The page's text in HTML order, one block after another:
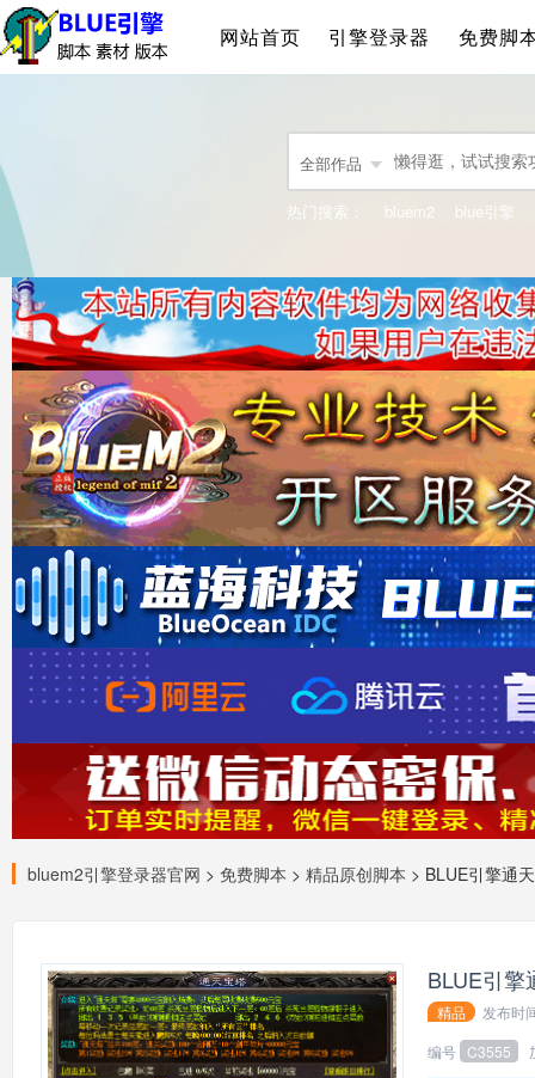
网站首页 引擎登录器 免费脚
全部作品
热门搜索： bluem2 blue引擎
bluem2引擎登录器官网 > 免费脚本 > 精品原创脚本 > BLUE引擎通
BLUE引擎
精品
发布时
编号 C3555